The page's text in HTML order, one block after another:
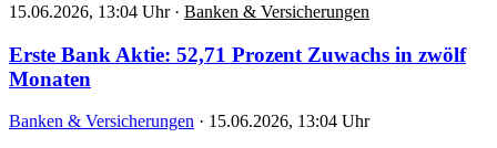
15.06.2026, 13:04 Uhr · Banken & Versicherungen
Erste Bank Aktie: 52,71 Prozent Zuwachs in zwölf
Monaten
Banken & Versicherungen · 15.06.2026, 13:04 Uhr